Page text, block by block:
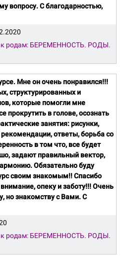
вопросу. С благодарностью,
к родам: БЕРЕМЕННОСТЬ. РОДЫ.
Мне он очень понравился!!!
структурированных и
которые помогли мне
прокрутить в голове, осознать
занятия: рисунки,
ответы, борьба со
в том что, все будет
задают правильный вектор,
Обязательно буду
своим знакомым!! Спасибо
опеку и заботу!!! Очень
но знакомству с Вами. С
к родам: БЕРЕМЕННОСТЬ. РОДЫ.